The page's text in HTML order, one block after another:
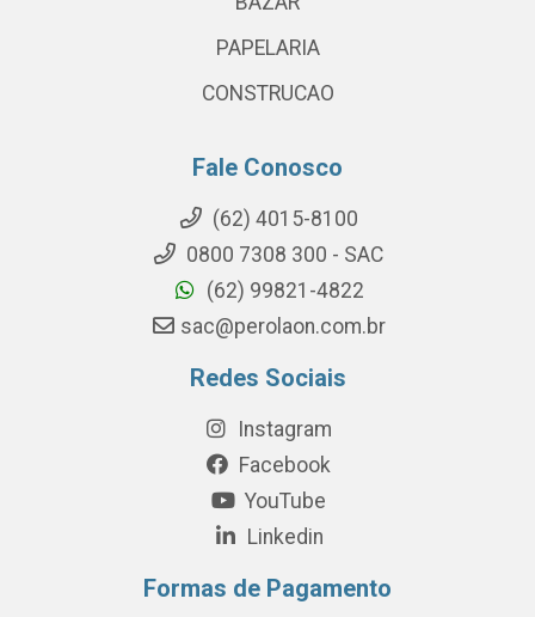
PAPELARIA
CONSTRUCAO
Fale Conosco
(62) 4015-8100
0800 7308 300 - SAC
(62) 99821-4822
sac@perolaon.com.br
Redes Sociais
Instagram
Facebook
YouTube
Linkedin
Formas de Pagamento